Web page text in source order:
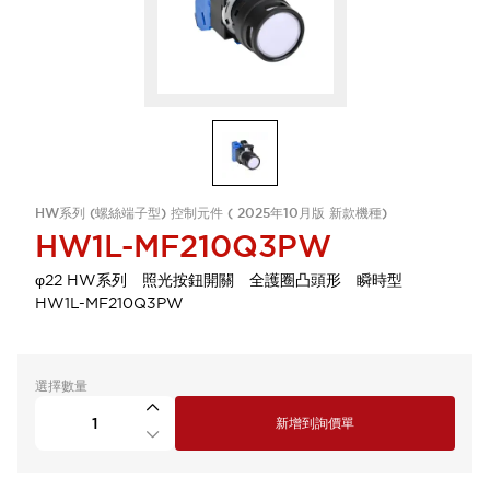
HW系列 (螺絲端子型) 控制元件 ( 2025年10月版 新款機種)
HW1L-MF210Q3PW
φ22 HW系列 照光按鈕開關 全護圈凸頭形 瞬時型
HW1L-MF210Q3PW
選擇數量
新增到詢價單